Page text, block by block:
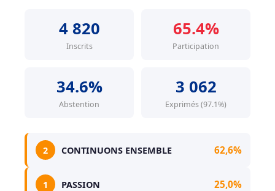
4 820
Inscrits
65.4%
Participation
34.6%
Abstention
3 062
Exprimés (97.1%)
2 CONTINUONS ENSEMBLE 62,6%
1 PASSION 25,0%